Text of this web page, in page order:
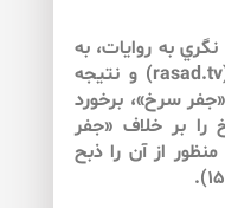
به روايات، به
حديث رفيد از امام صادق استناد (rasad.tv) و نتيجه
سرخ»، برخورد
بر خلاف «جفر
از آن را ذبح